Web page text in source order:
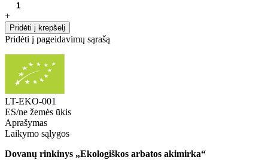
+
Pridėti į krepšelį
Pridėti į pageidavimų sąrašą
LT-EKO-001
ES/ne žemės ūkis
Aprašymas
Laikymo sąlygos
Dovanų rinkinys „Ekologiškos arbatos akimirka“